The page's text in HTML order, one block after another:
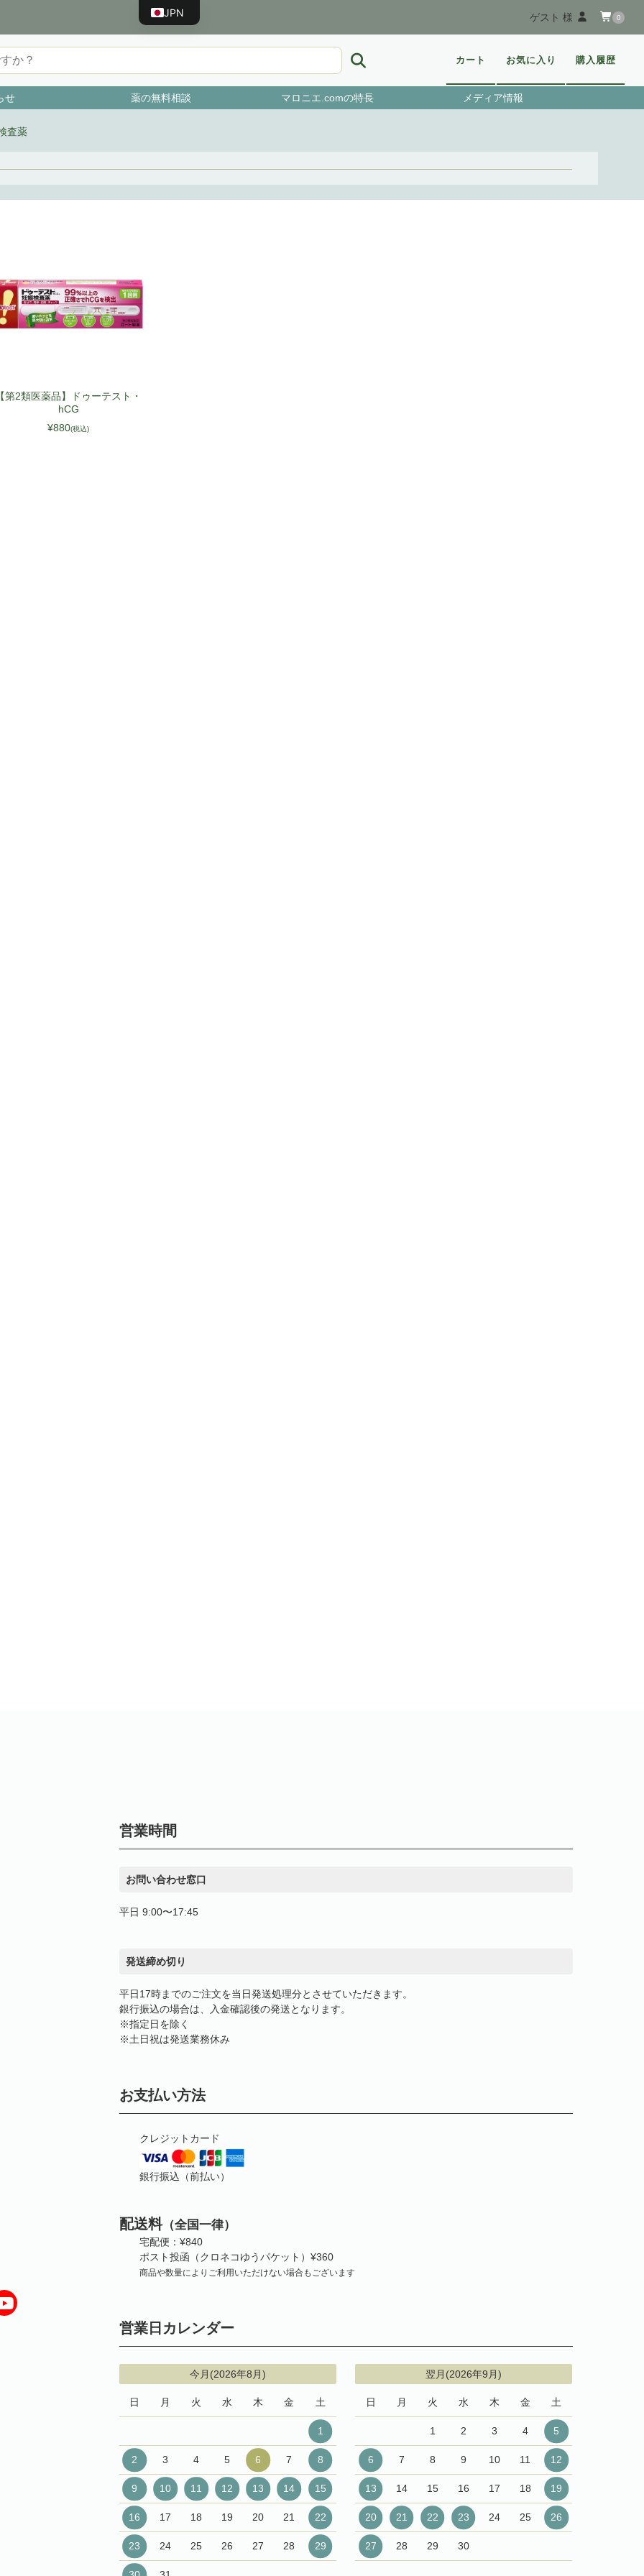
ゲスト 様 0
カート お気に入り 購入履歴
せ 薬の無料相談 マロニエ.comの特長 メディア情報
査薬
第2類医薬品】ドゥーテスト・
hCG
¥880(税込)
営業時間
お問い合わせ窓口
平日 9:00〜17:45
発送締め切り
平日17時までのご注文を当日発送処理分とさせていただきます。
銀行振込の場合は、入金確認後の発送となります。
※指定日を除く
※土日祝は発送業務休み
お支払い方法
クレジットカード
銀行振込（前払い）
配送料（全国一律）
宅配便：¥840
ポスト投函（クロネコゆうパケット）¥360
商品や数量によりご利用いただけない場合もございます
営業日カレンダー
今月(2026年8月)
日 月 火 水 木 金 土
1
2 3 4 5 6 7 8
9 10 11 12 13 14 15
16 17 18 19 20 21 22
23 24 25 26 27 28 29
翌月(2026年9月)
日 月 火 水 木 金 土
1 2 3 4 5
6 7 8 9 10 11 12
13 14 15 16 17 18 19
20 21 22 23 24 25 26
27 28 29 30
JPN
ENG
TWN
KOR
ESP